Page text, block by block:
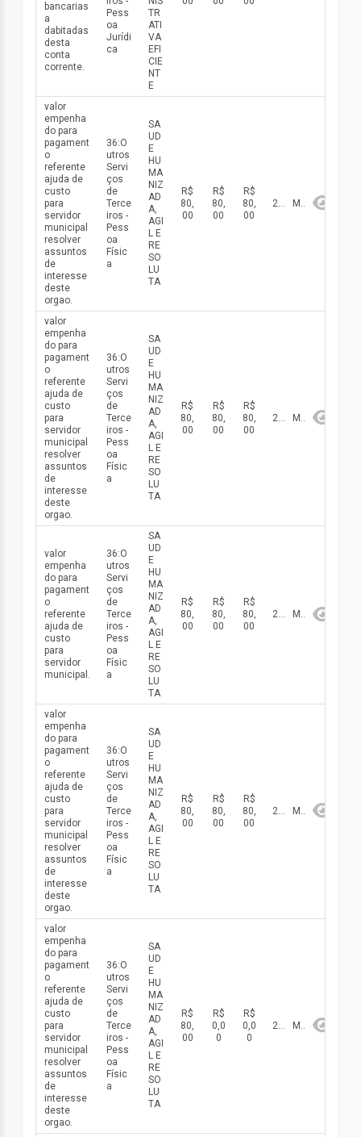
bancarias
a
dabitadas
desta
conta
corrente.
Pess
oa
Jurídi
ca
TR
ATI
VA
EFI
CIE
NT
E
valor
empenha
do para
pagament
o
referente
ajuda de
custo
para
servidor
municipal
resolver
assuntos
de
interesse
deste
orgao.
36:O
utros
Servi
ços
de
Terce
iros -
Pess
oa
Físic
a
SA
UD
E
HU
MA
NIZ
AD
A,
AGI
L E
RE
SO
LU
TA
R$
80,
00
R$
80,
00
R$
80,
00
2026 Maio
valor
empenha
do para
pagament
o
referente
ajuda de
custo
para
servidor
municipal
resolver
assuntos
de
interesse
deste
orgao.
36:O
utros
Servi
ços
de
Terce
iros -
Pess
oa
Físic
a
SA
UD
E
HU
MA
NIZ
AD
A,
AGI
L E
RE
SO
LU
TA
R$
80,
00
R$
80,
00
R$
80,
00
2026 Maio
valor
empenha
do para
pagament
o
referente
ajuda de
custo
para
servidor
municipal.
36:O
utros
Servi
ços
de
Terce
iros -
Pess
oa
Físic
a
SA
UD
E
HU
MA
NIZ
AD
A,
AGI
L E
RE
SO
LU
TA
R$
80,
00
R$
80,
00
R$
80,
00
2026 Maio
valor
empenha
do para
pagament
o
referente
ajuda de
custo
para
servidor
municipal
resolver
assuntos
de
interesse
deste
orgao.
36:O
utros
Servi
ços
de
Terce
iros -
Pess
oa
Físic
a
SA
UD
E
HU
MA
NIZ
AD
A,
AGI
L E
RE
SO
LU
TA
R$
80,
00
R$
80,
00
R$
80,
00
2026 Maio
valor
empenha
do para
pagament
o
referente
ajuda de
custo
para
servidor
municipal
resolver
assuntos
de
interesse
deste
orgao.
36:O
utros
Servi
ços
de
Terce
iros -
Pess
oa
Físic
a
SA
UD
E
HU
MA
NIZ
AD
A,
AGI
L E
RE
SO
LU
TA
R$
80,
00
R$
0,0
0
R$
0,0
0
2026 Maio